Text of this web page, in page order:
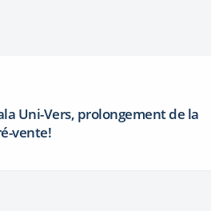
Uni-Vers, prolongement de la
vente!